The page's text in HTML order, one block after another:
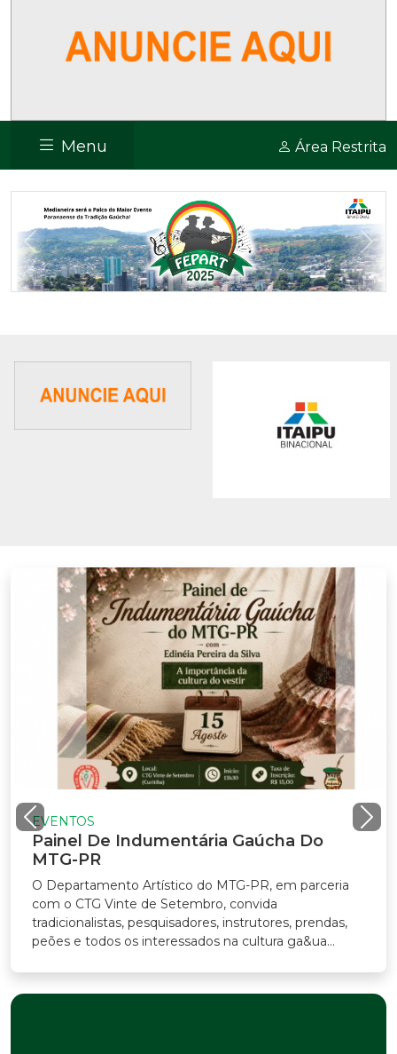
Menu Área Restrita
Previous
De Indumentária Gaúcha Do
PR
Departamento Artístico do MTG-PR, em parceria
o CTG Vinte de Setembro, convida
pesquisadores, instrutores, prendas,
e todos os interessados na cultura ga&ua...